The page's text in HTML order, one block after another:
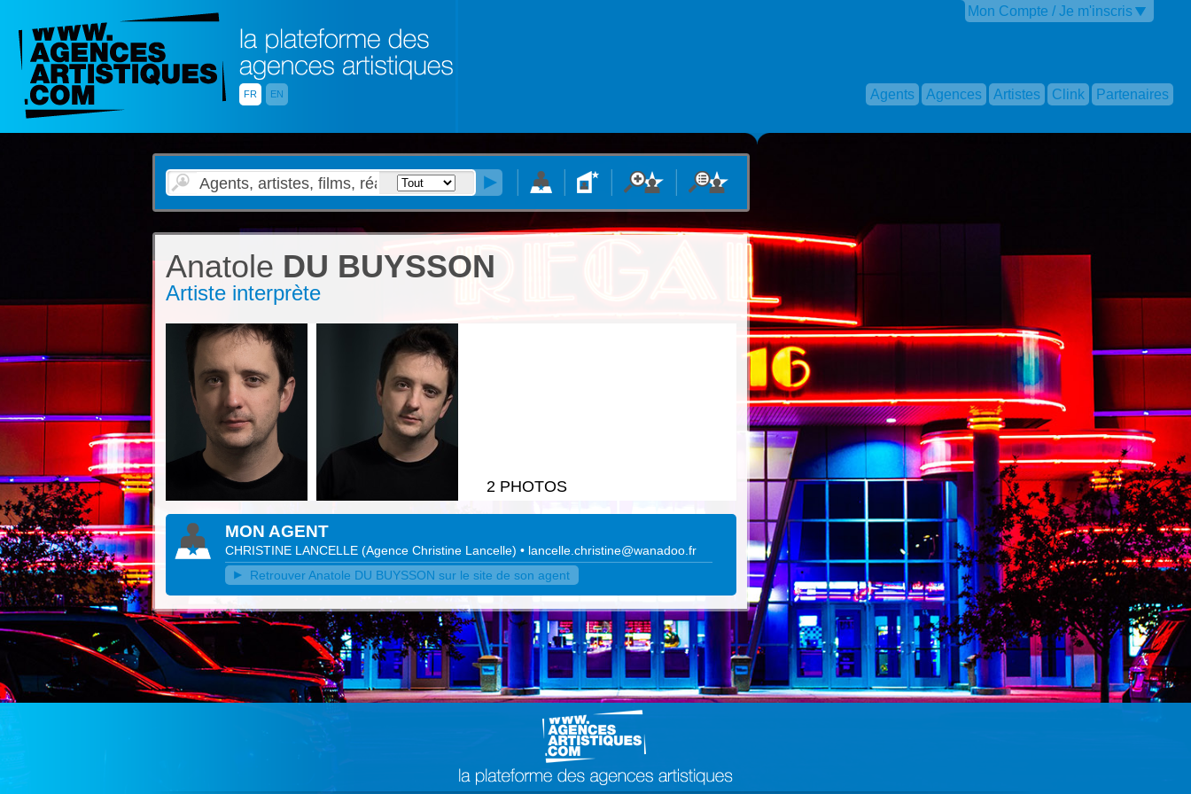
FR EN
Mon Compte / Je m'inscris
Agents Agences Artistes Clink Partenaires
Anatole DU BUYSSON
Artiste interprète
2 PHOTOS
MON AGENT
CHRISTINE LANCELLE (Agence Christine Lancelle) • lancelle.christine@wanadoo.fr
Retrouver Anatole DU BUYSSON sur le site de son agent